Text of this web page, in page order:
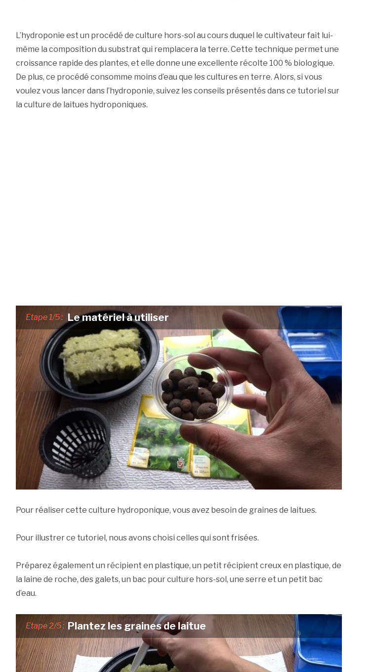
L’hydroponie est un procédé de culture hors-sol au cours duquel le cultivateur fait lui-
même la composition du substrat qui remplacera la terre. Cette technique permet une
croissance rapide des plantes, et elle donne une excellente récolte 100 % biologique.
De plus, ce procédé consomme moins d’eau que les cultures en terre. Alors, si vous
voulez vous lancer dans l’hydroponie, suivez les conseils présentés dans ce tutoriel sur
la culture de laitues hydroponiques.
Etape 1/5 : Le matériel à utiliser
Pour réaliser cette culture hydroponique, vous avez besoin de graines de laitues.
Pour illustrer ce tutoriel, nous avons choisi celles qui sont frisées.
Préparez également un récipient en plastique, un petit récipient creux en plastique, de
la laine de roche, des galets, un bac pour culture hors-sol, une serre et un petit bac
d’eau.
Etape 2/5 : Plantez les graines de laitue